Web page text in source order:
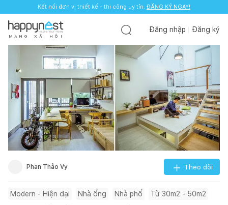
Kết nối đơn vị thiết kế - thi công uy tín. ĐĂNG KÝ NGAY!
M Ạ N G X Ã H Ộ I
Đăng nhập Đăng ký
Phan Thảo Vy Theo dõi
Modern - Hiện đại Nhà ống Nhà phố Từ 30m2 - 50m2